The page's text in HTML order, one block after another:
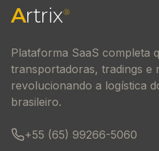
Artrix®
Plataforma SaaS completa
transportadoras, tradings e
revolucionando a logística
brasileiro.
+55 (65) 99266-5060